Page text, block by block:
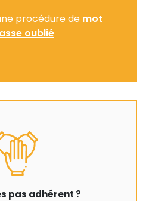
procédure de mot
oublié
pas adhérent ?